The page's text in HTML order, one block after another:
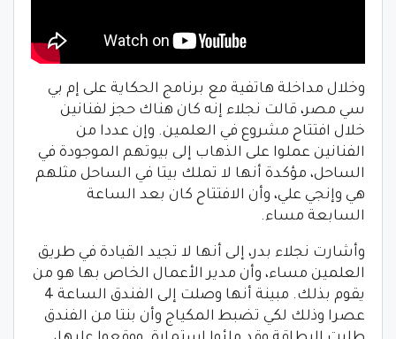
وخلال مداخلة هاتفية مع برنامج الحكاية على إم بي
سي مصر، قالت نجلاء إنه كان هناك حجز لفنانين
خلال افتتاح مشروع في العلمين. وإن عددا من
الفنانين عملوا على الذهاب إلى بيوتهم الموجودة في
الساحل، مؤكدة أنها لا تملك بيتا في الساحل مثلهم
هي وإنجي علي، وأن الافتتاح كان بعد الساعة
السابعة مساء.
وأشارت نجلاء بدر، إلى أنها لا تجيد القيادة في طريق
العلمين مساء، وأن مدير الأعمال الخاص بها هو من
يقوم بذلك. مبينة أنها وصلت إلى الفندق الساعة 4
عصرا وذلك لكي تضبط المكياج وأن بنتا من الفندق